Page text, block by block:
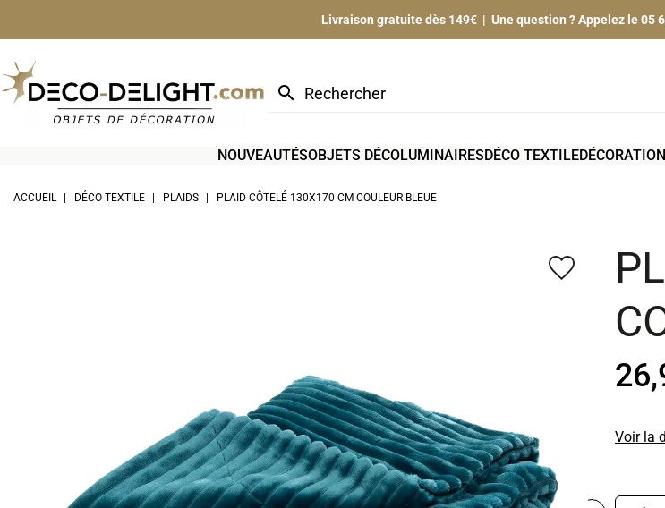
Livraison gratuite dès 149€ | Une question ? Appelez le 05
search
NOUVEAUTÉSOBJETS DÉCOLUMINAIRES DÉCO TEXTILE
ACCUEIL DÉCO TEXTILE PLAIDS PLAID CÔTELÉ 130X170 CM COULEUR BLEUE
favorite_border
Voir la